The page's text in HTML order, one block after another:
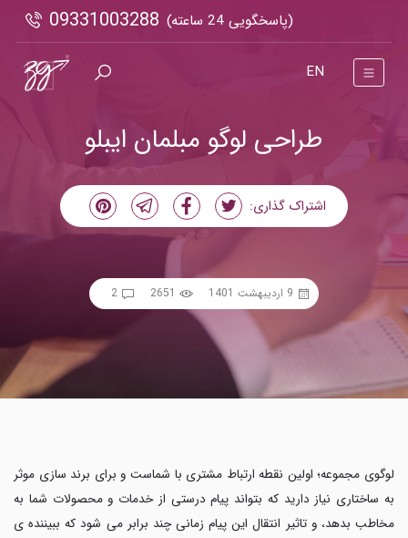
(پاسخگویی 24 ساعته) 09331003288
EN
طراحی لوگو مبلمان ایبلو
اشتراک گذاری:
9 اردیبهشت 1401 2651
2
لوگوی مجموعه؛ اولین نقطه ارتباط مشتری با شماست و برای برند سازی موثر
به ساختاری نیاز دارید که بتواند پیام درستی از خدمات و محصولات شما به
مخاطب بدهد، و تاثیر انتقال این پیام زمانی چند برابر می شود که ببیننده ی